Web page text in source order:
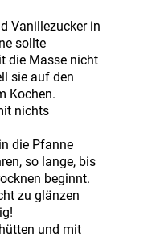
Vanillezucker in
sollte
die Masse nicht
sie auf den
Kochen.
nichts
die Pfanne
so lange, bis
beginnt.
zu glänzen
und mit